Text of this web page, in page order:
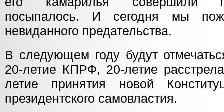
посыпалось. И сегодня мы
невиданного предательства.
В следующем году будут
20-летие КПРФ, 20-летие
летие принятия новой
президентского самовластия.